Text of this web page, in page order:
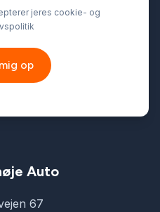
jeres cookie- og
op
Auto
67